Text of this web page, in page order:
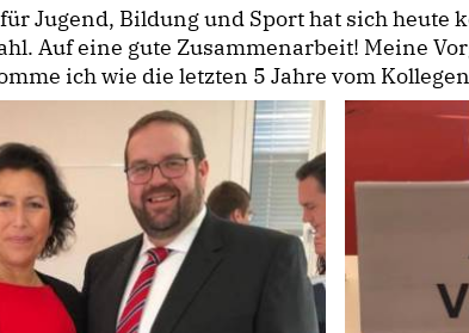
Jugend, Bildung und Sport hat sich
Auf eine gute Zusammenarbeit! Meine
ich wie die letzten 5 Jahre vom